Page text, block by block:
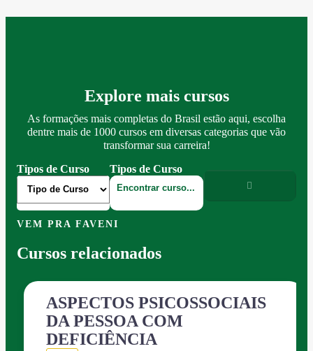
Explore mais cursos
As formações mais completas do Brasil estão aqui, escolha
dentre mais de 1000 cursos em diversas categorias que vão
transformar sua carreira!
Tipos de Curso
Tipos de Curso
VEM PRA FAVENI
Cursos relacionados
ASPECTOS PSICOSSOCIAIS
DA PESSOA COM
DEFICIÊNCIA